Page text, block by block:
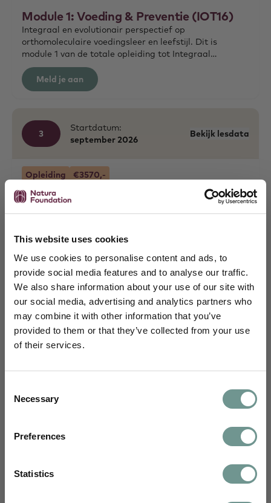
This website uses cookies
We use cookies to personalise content and ads, to
provide social media features and to analyse our traffic.
We also share information about your use of our site with
our social media, advertising and analytics partners who
may combine it with other information that you’ve
provided to them or that they’ve collected from your use
of their services.
Selection
Necessary
Preferences
Statistics
Module 1: Voeding & Preventie (IOT16)
Integraal en evolutionair perspectief op
orthomoleculaire voedingsleer en leefstijl. Dit is
module 1 van de totale opleiding tot Integraal
Orthomoleculair Therapeut.
Meld je aan
3
Startdatum:
september 2026
Bekijk lesdata
Opleiding €3570,-
Opleiding Integraal Orthomoleculair
Therapeut (IOT16)
beweging, suppletie en andere leefstijlinterventies bij
preventie en behandeling van hedendaagse
ziektebeelden in onze vernieuwde opleiding. Hierna
weet je de echte oorzaken te herkennen en behandelen.
Bij het afronden van alle 3 modules word je Integraal
Orthomoleculair Therapeut.
3
Startdatum:
Bekijk lesdata
Module 2: Energie & Systeemdenken
Integraal en evolutionair perspectief op
orthomoleculaire voedingsleer en leefstijl. Dit is
Meld je aan
Schrijf je in en blijf je verdiepen
Je ontvangt maandelijks wetenschappelijke
nascholingen, en kennisartikelen vertaald
naar jouw dagelijkse praktijk.
Voornaam